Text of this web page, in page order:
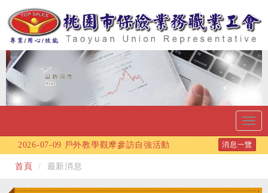
2026-07-09 戶外教學觀摩參訪自強活動
2026-06-10115年端午節連假公告
消息一覽
首頁 最新消息